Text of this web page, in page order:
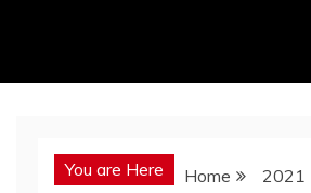
You are Here Home
2021